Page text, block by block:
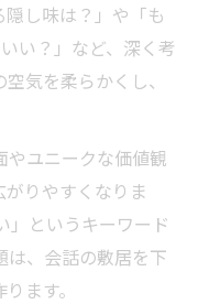
し味は？」や「も
い？」など、深く考
気を柔らかくし、
やユニークな価値観
りやすくなりま
」というキーワード
は、会話の敷居を下
ます。